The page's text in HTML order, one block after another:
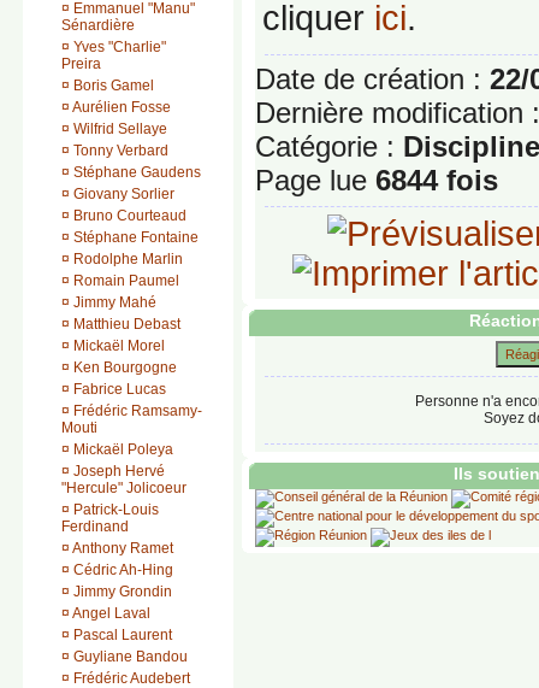
¤ Emmanuel "Manu"
Sénardière
¤ Yves "Charlie"
Preira
¤ Boris Gamel
¤ Aurélien Fosse
¤ Wilfrid Sellaye
¤ Tonny Verbard
¤ Stéphane Gaudens
¤ Giovany Sorlier
¤ Bruno Courteaud
¤ Stéphane Fontaine
¤ Rodolphe Marlin
¤ Romain Paumel
¤ Jimmy Mahé
¤ Matthieu Debast
¤ Mickaël Morel
¤ Ken Bourgogne
¤ Fabrice Lucas
¤ Frédéric Ramsamy-
Mouti
¤ Mickaël Poleya
¤ Joseph Hervé
"Hercule" Jolicoeur
¤ Patrick-Louis
Ferdinand
¤ Anthony Ramet
¤ Cédric Ah-Hing
¤ Jimmy Grondin
¤ Angel Laval
¤ Pascal Laurent
¤ Guyliane Bandou
¤ Frédéric Audebert
cliquer ici.
Date de création : 22/
Dernière modification
Catégorie :
Page lue 6844 fois
Personne n'a
Soyez
Ils